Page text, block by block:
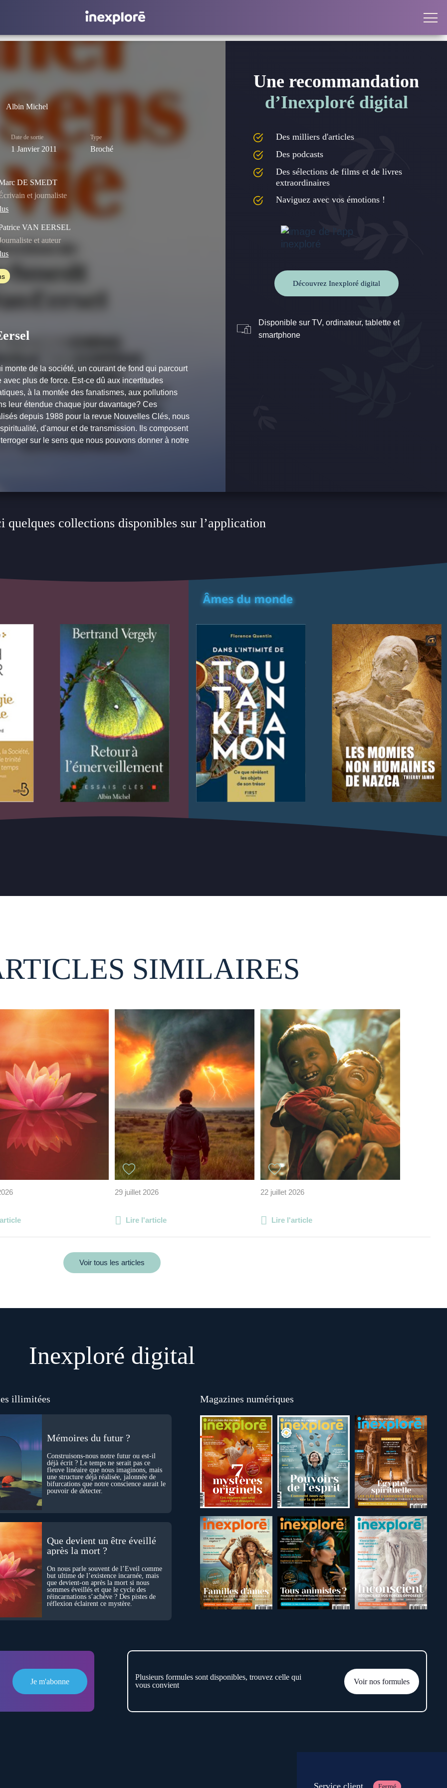
Albin Michel
Date de sortie
1 Janvier 2011
Type
Broché
DE SMEDT
et journaliste
VAN EERSEL
et auteur
de la société, un courant de fond qui parcourt
plus de force. Est-ce dû aux incertitudes
à la montée des fanatismes, aux pollutions
leur étendue chaque jour davantage? Ces
depuis 1988 pour la revue Nouvelles Clés, nous
d'amour et de transmission. Ils composent
sur le sens que nous pouvons donner à notre
Une recommandation
d’Inexploré digital
Des milliers d'articles
Des podcasts
Des sélections de films et de livres
extraordinaires
Naviguez avec vos émotions !
Découvrez Inexploré digital
Disponible sur TV, ordinateur, tablette et
smartphone
quelques collections disponibles sur l’application
SIMILAIRES
29 juillet 2026
Lire l'article
22 juillet 2026
Lire l'article
Voir tous les articles
Inexploré digital
illimitées
Mémoires du futur ?
Construisons-nous notre futur ou est-il
déjà écrit ? Le temps ne serait pas ce
fleuve linéaire que nous imaginons, mais
une structure déjà réalisée, jalonnée de
bifurcations que notre conscience aurait le
pouvoir de détecter.
Que devient un être éveillé
après la mort ?
On nous parle souvent de l’Éveil comme
but ultime de l’existence incarnée, mais
que devient-on après la mort si nous
sommes éveillés et que le cycle des
réincarnations s’achève ? Des pistes de
réflexion éclairent ce mystère.
Magazines numériques
Je m'abonne
Plusieurs formules sont disponibles, trouvez celle qui
vous convient
Voir nos formules